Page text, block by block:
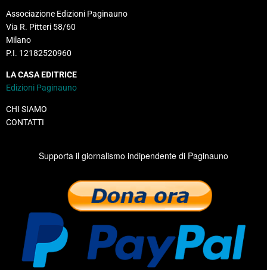
Associazione Edizioni Paginauno
Via R. Pitteri 58/60
Milano
P.I. 12182520960
LA CASA EDITRICE
Edizioni Paginauno
CHI SIAMO
CONTATTI
Supporta il giornalismo indipendente di Paginauno